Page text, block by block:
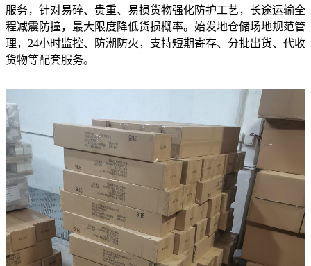
服务，针对易碎、贵重、易损货物强化防护工艺，长途运输全
程减震防撞，最大限度降低货损概率。始发地仓储场地规范管
理，24小时监控、防潮防火，支持短期寄存、分批出货、代收
货物等配套服务。